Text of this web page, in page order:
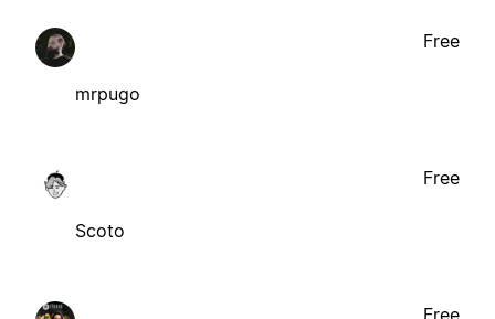
mrpugo
Free
Scoto
Free
Free